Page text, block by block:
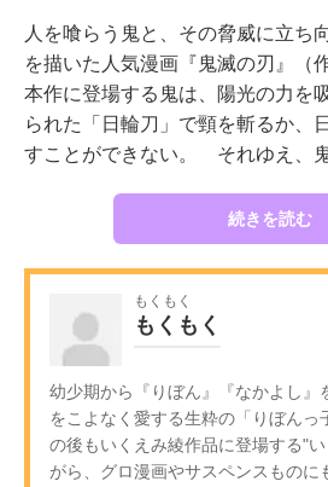
人を喰らう鬼と、その脅威に立ち
を描いた人気漫画『鬼滅の刃』（
本作に登場する鬼は、陽光の力を
られた「日輪刀」で頸を斬るか、
すことができない。 それゆえ、
続きを読む
もくもく
もくもく
幼少期から『りぼん』『なかよし』
をこよなく愛する生粋の「りぼんっ
の後もいくえみ綾作品に登場する"
がら、グロ漫画やサスペンスものに